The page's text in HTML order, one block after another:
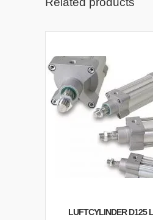
LUFTCYLINDER D125